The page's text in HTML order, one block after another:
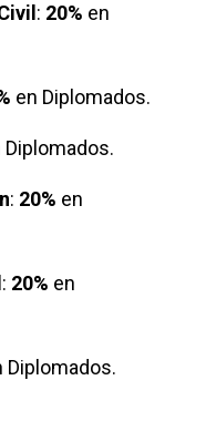
: 20% en
en Diplomados.
Diplomados.
: 20% en
: 20% en
Diplomados.